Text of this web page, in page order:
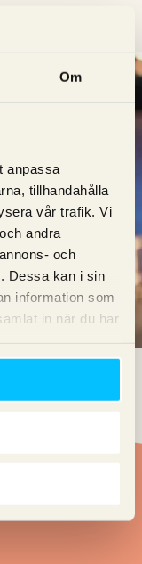
Om
anpassa
tillhandahålla
vår trafik. Vi
andra
och
Dessa kan i sin
information som
in när du har